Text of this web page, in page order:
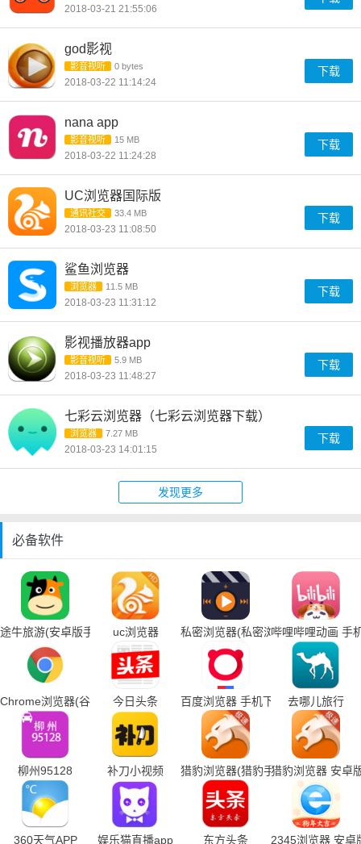
2018-03-21 21:55:06
god影视
影音视听 0 bytes
2018-03-22 11:14:24
下载
nana app
影音视听 15 MB
2018-03-22 11:24:28
下载
UC浏览器国际版
通讯社交 33.4 MB
2018-03-23 11:08:50
下载
鲨鱼浏览器
浏览器 11.5 MB
2018-03-23 11:31:12
下载
影视播放器app
影音视听 5.9 MB
2018-03-23 11:48:27
下载
七彩云浏览器（七彩云浏览器下载）
浏览器 7.27 MB
2018-03-23 14:01:15
下载
发现更多
必备软件
途牛旅游(安卓版手机下载)uc浏览器 私密浏览器(私密浏览器手机下载)
哔哩哔哩动画 手
Chrome浏览器(谷歌浏览器手机下载)
今日头条 百度浏览器 手机下载 去哪儿旅行
柳州95128 补刀小视频 猎豹浏览器(猎豹手机浏览器下载)
猎豹浏览器 安卓
360天气APP 娱乐猫直播app 东方头条 2345浏览器 安卓